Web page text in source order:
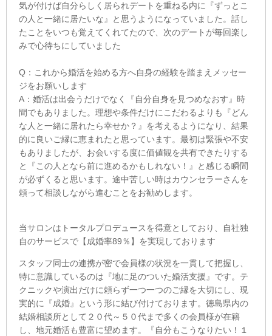
気が付けば自分らしく居られデートを重ねる内に『ずっとこ
の人と一緒に居たいな』と思うようになっていました。話し
たことをいつも覚えてくれてたので、次のデートが毎回楽し
みで心待ちにしていました
Q：これから婚活を始める方へ自身の経験を踏まえメッセー
ジをお願いします
A：婚活は出会うだけでなく『自分自身を見つめなおす』時
間でもありました。理想や条件だけにこだわるよりも『どん
な人と一緒に居れたら幸せか？』を考えるようになり、結果
的に良いご縁に恵まれたと思っています。最初は緊張や不安
もありましたが、お会いする度に価値観を共有できたりする
と『この人となら前に進めるかもしれない！』と感じる瞬間
が必ずくると思います。途中苦しい時はカウンセラーさんを
頼って相談しながら進むことをお勧めします。
当サロンはトータルプロデュースを得意としており、自社独
自のサービスで【成婚率89％】を実現しております
スタッフ同士の連携が密で会員様の状況を一貫して把握し、
特に意識しているのは『地に足のついた婚活支援』です。テ
クニックや演出だけに頼らず一つ一つのご縁を大切にし、現
実的に『成婚』という形に結び付けております。徳島県内の
結婚相談所として２０代～５０代まで多くの会員様が在籍
し、地元婚活も豊富に望めます。『自分もこうなりたい！１